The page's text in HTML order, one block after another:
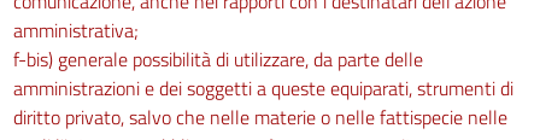
amministrativa;
f-bis) generale possibilità di utilizzare, da parte delle
amministrazioni e dei soggetti a queste equiparati, strumenti di
diritto privato, salvo che nelle materie o nelle fattispecie nelle